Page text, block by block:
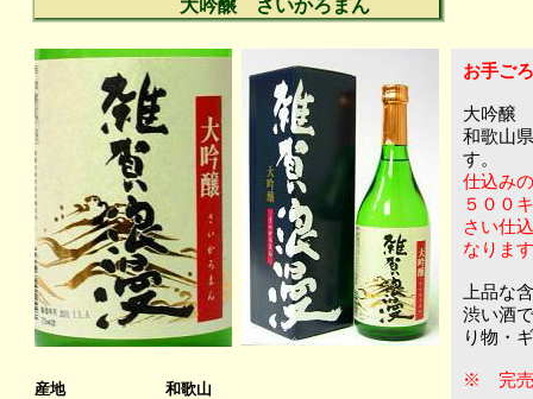
大吟醸 さいかろまん
お手ご
大吟醸
和歌山
す。
仕込み
５００
さい仕
なりま
上品な
渋い酒
り物・
※ 完売
産地 和歌山